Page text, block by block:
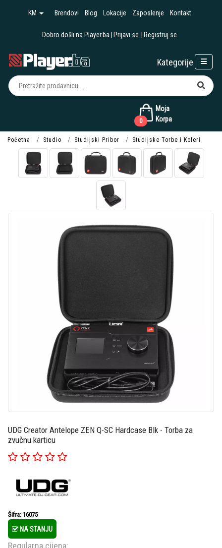
KM Brendovi Blog Lokacije Zaposlenje Kontakt
Dobro došli na Player.ba Prijavi se Registruj se
Moja
Korpa
0
Kategorije
Početna Studio Studijski Pribor Studijske Torbe i Koferi
UDG Creator Antelope ZEN Q-SC Hardcase Blk - Torba za
zvučnu karticu
Šifra: 16075
NA STANJU